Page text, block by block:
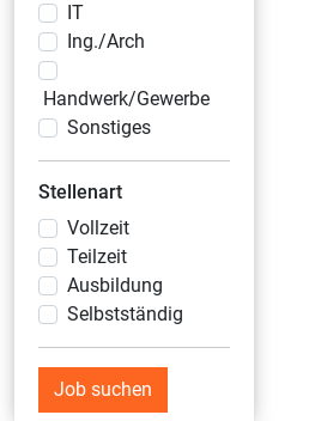
IT
Ing./Arch
Handwerk/Gewerbe
Sonstiges
Stellenart
Vollzeit
Teilzeit
Ausbildung
Selbstständig
Job suchen